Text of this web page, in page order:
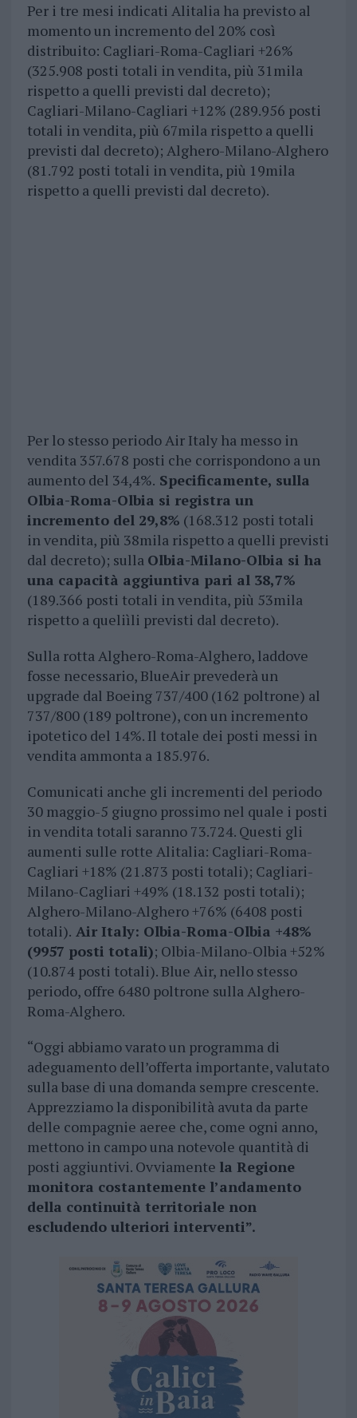
Per i tre mesi indicati Alitalia ha previsto al
momento un incremento del 20% così
distribuito: Cagliari-Roma-Cagliari +26%
(325.908 posti totali in vendita, più 31mila
rispetto a quelli previsti dal decreto);
Cagliari-Milano-Cagliari +12% (289.956 posti
totali in vendita, più 67mila rispetto a quelli
previsti dal decreto); Alghero-Milano-Alghero
(81.792 posti totali in vendita, più 19mila
rispetto a quelli previsti dal decreto).
Per lo stesso periodo Air Italy ha messo in
vendita 357.678 posti che corrispondono a un
aumento del 34,4%. Specificamente, sulla
Olbia-Roma-Olbia si registra un
incremento del 29,8% (168.312 posti totali
in vendita, più 38mila rispetto a quelli previsti
dal decreto); sulla Olbia-Milano-Olbia si ha
una capacità aggiuntiva pari al 38,7%
(189.366 posti totali in vendita, più 53mila
rispetto a queliìli previsti dal decreto).
Sulla rotta Alghero-Roma-Alghero, laddove
fosse necessario, BlueAir prevederà un
upgrade dal Boeing 737/400 (162 poltrone) al
737/800 (189 poltrone), con un incremento
ipotetico del 14%. Il totale dei posti messi in
vendita ammonta a 185.976.
Comunicati anche gli incrementi del periodo
30 maggio-5 giugno prossimo nel quale i posti
in vendita totali saranno 73.724. Questi gli
aumenti sulle rotte Alitalia: Cagliari-Roma-
Cagliari +18% (21.873 posti totali); Cagliari-
Milano-Cagliari +49% (18.132 posti totali);
Alghero-Milano-Alghero +76% (6408 posti
totali). Air Italy: Olbia-Roma-Olbia +48%
(9957 posti totali); Olbia-Milano-Olbia +52%
(10.874 posti totali). Blue Air, nello stesso
periodo, offre 6480 poltrone sulla Alghero-
Roma-Alghero.
“Oggi abbiamo varato un programma di
adeguamento dell’offerta importante, valutato
sulla base di una domanda sempre crescente.
Apprezziamo la disponibilità avuta da parte
delle compagnie aeree che, come ogni anno,
mettono in campo una notevole quantità di
posti aggiuntivi. Ovviamente la Regione
monitora costantemente l’andamento
della continuità territoriale non
escludendo ulteriori interventi”.